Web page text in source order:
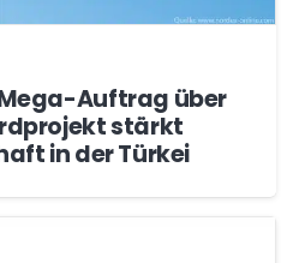
Auftrag über
stärkt
in der Türkei